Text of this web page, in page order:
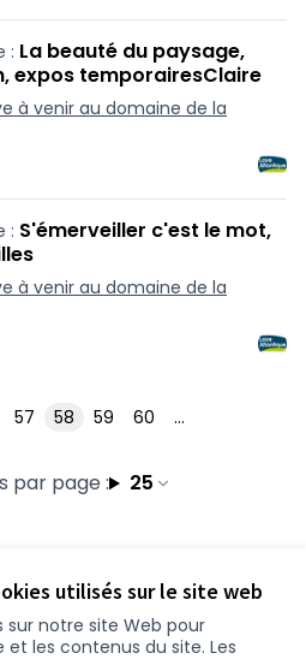
utilisés sur le site web
sur notre site Web pour
les contenus du site. Les
: La beauté du paysage,
expos temporairesClaire
à venir au domaine de la
: S'émerveiller c'est le mot,
à venir au domaine de la
par page : 25
57 58 59 60
…